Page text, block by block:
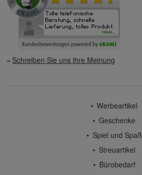
Schreiben Sie uns ihre Meinung
Werbeartikel
Geschenke
Spiel und Spaß
Streuartikel
Bürobedarf